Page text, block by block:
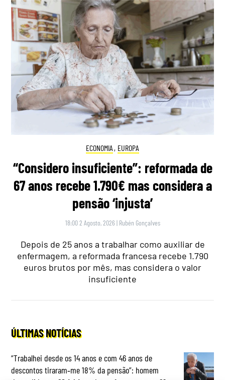
ECONOMIA , EUROPA
“Considero insuficiente”: reformada de
67 anos recebe 1.790€ mas considera a
pensão ‘injusta’
18:00 2 Agosto, 2026 | Rubén Gonçalves
Depois de 25 anos a trabalhar como auxiliar de
enfermagem, a reformada francesa recebe 1.790
euros brutos por mês, mas considera o valor
insuficiente
ÚLTIMAS NOTÍCIAS
“Trabalhei desde os 14 anos e com 46 anos de
descontos tiraram‑me 18% da pensão”: homem